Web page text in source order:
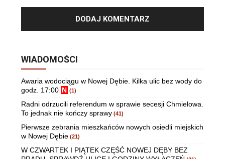
WIADOMOŚCI
Awaria wodociągu w Nowej Dębie. Kilka ulic bez wody do
godz. 17:00 N (1)
Radni odrzucili referendum w sprawie secesji Chmielowa.
To jednak nie kończy sprawy (41)
Pierwsze zebrania mieszkańców nowych osiedli miejskich
w Nowej Dębie (21)
W CZWARTEK I PIĄTEK CZĘŚĆ NOWEJ DĘBY BEZ